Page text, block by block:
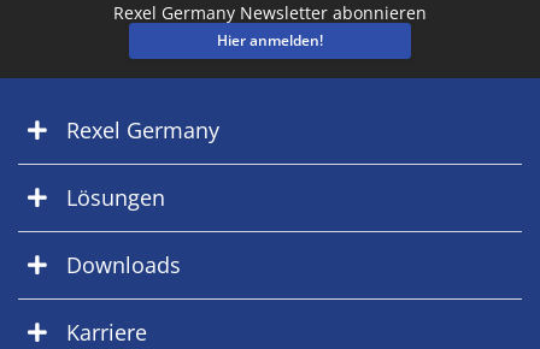
Rexel Germany Newsletter abonnieren
Hier anmelden!
Rexel Germany
Lösungen
Downloads
Karriere